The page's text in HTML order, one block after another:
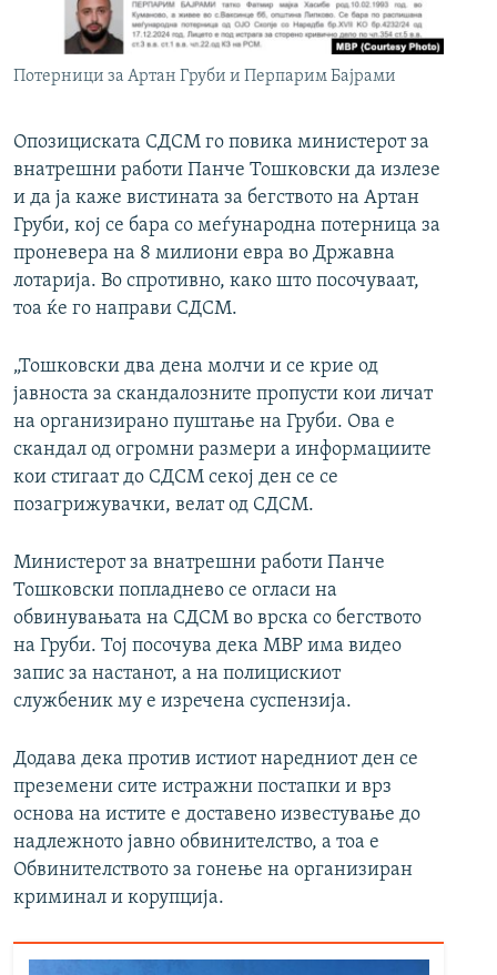
РСЕ веб страници
Потерници за Артан Груби и Перпарим Бајрами
Опозициската СДСМ го повика министерот за
внатрешни работи Панче Тошковски да излезе
и да ја каже вистината за бегството на Артан
Груби, кој се бара со меѓународна потерница за
проневера на 8 милиони евра во Државна
лотарија. Во спротивно, како што посочуваат,
тоа ќе го направи СДСМ.
„Тошковски два дена молчи и се крие од
јавноста за скандалозните пропусти кои личат
на организирано пуштање на Груби. Ова е
скандал од огромни размери а информациите
кои стигаат до СДСМ секој ден се се
позагрижувачки, велат од СДСМ.
Министерот за внатрешни работи Панче
Тошковски попладнево се огласи на
обвинувањата на СДСМ во врска со бегството
на Груби. Тој посочува дека МВР има видео
запис за настанот, а на полицискиот
службеник му е изречена суспензија.
Додава дека против истиот наредниот ден се
преземени сите истражни постапки и врз
основа на истите е доставено известување до
надлежното јавно обвинителство, а тоа е
Обвинителството за гонење на организиран
криминал и корупција.